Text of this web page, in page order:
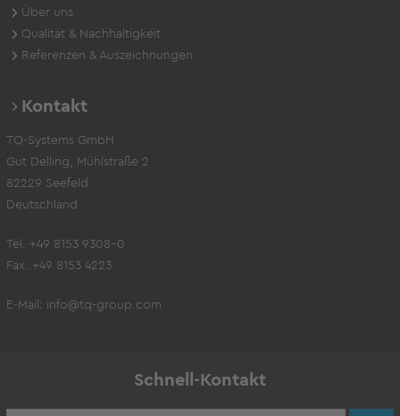
Über uns
Qualität & Nachhaltigkeit
Referenzen & Auszeichnungen
Kontakt
TQ-Systems GmbH
Gut Delling, Mühlstraße 2
82229 Seefeld
Deutschland
Tel. +49 8153 9308-0
Fax. +49 8153 4223
E-Mail: info@tq-group.com
Schnell-Kontakt